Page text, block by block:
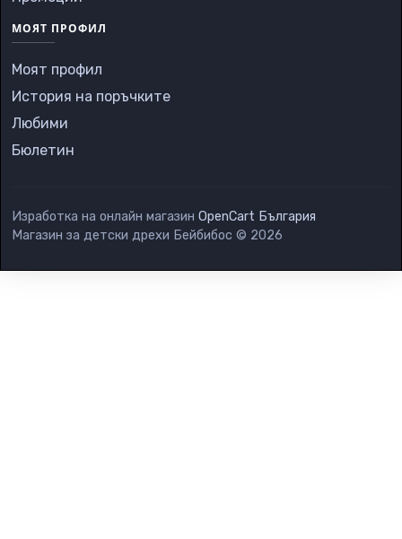
МОЯТ ПРОФИЛ
Моят профил
История на поръчките
Любими
Бюлетин
Изработка на онлайн магазин OpenCart България
Магазин за детски дрехи Бейбибос © 2026